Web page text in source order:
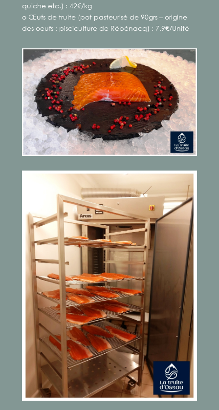
quiche etc.) : 42€/kg
o Œufs de truite (pot pasteurisé de 90grs – origine
des oeufs : pisciculture de Rébénacq) : 7.9€/Unité
Produits transformés
Truites fumées